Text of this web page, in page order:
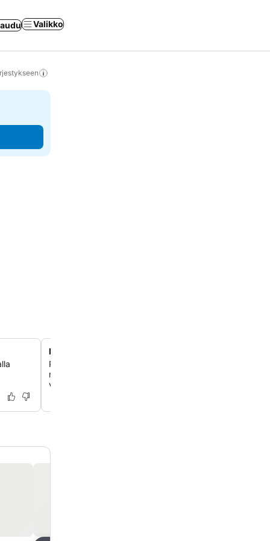
Valikko
Modernit huoneet ranskalaisilla parvekkeilla
Rentoudu valoisasti sisustetuissa huoneissa, joissa on
marmorikylpyhuoneet, yksilöllisesti säädettävä
viehättävät kaupunkinäkymät.